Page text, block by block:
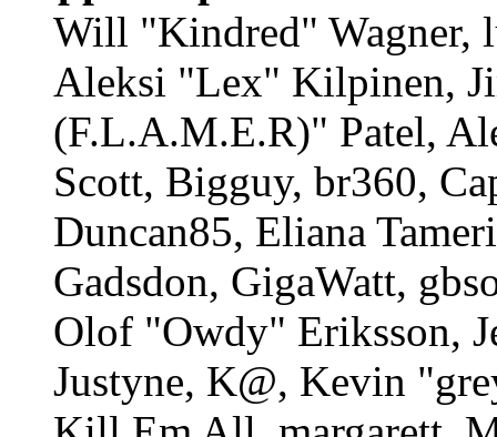
Will "Kindred" Wagner,
Aleksi "Lex" Kilpinen,
(F.L.A.M.E.R)" Patel,
Scott, Bigguy, br360,
Duncan85, Eliana
Gadsdon, GigaWatt,
Olof "Owdy" Eriksson,
Justyne, K@, Kevin